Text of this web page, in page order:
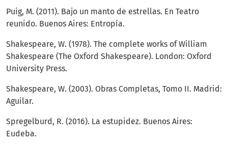
Puig, M. (2011). Bajo un manto de estrellas. En Teatro
reunido. Buenos Aires: Entropía.
Shakespeare, W. (1978). The complete works of William
Shakespeare (The Oxford Shakespeare). London: Oxford
University Press.
Shakespeare, W. (2003). Obras Completas, Tomo II. Madrid:
Aguilar.
Spregelburd, R. (2016). La estupidez. Buenos Aires:
Eudeba.